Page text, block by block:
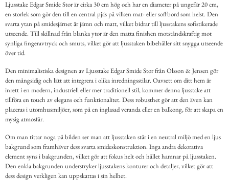
Ljusstake Edgar Smide Stor är cirka 30 cm hög och har en diameter på ungefär 20 cm,
en storlek som gör den till en central pjäs på vilken mat- eller soffbord som helst. Den
svarta ytan på smidesjärnet är jämn och matt, vilket bidrar till ljusstakens sofistikerade
utseende. Till skillnad från blanka ytor är den matta finishen motståndskraftig mot
synliga fingeravtryck och smuts, vilket gör att ljusstaken bibehåller sitt snygga utseende
över tid.
Den minimalistiska designen av Ljusstake Edgar Smide Stor från Olsson & Jensen gör
den mångsidig och lätt att integrera i olika inredningsstilar. Oavsett om ditt hem är
inrett i en modern, industriell eller mer traditionell stil, kommer denna ljusstake att
tillföra en touch av elegans och funktionalitet. Dess robusthet gör att den även kan
placeras i utomhusmiljöer, som på en inglasad veranda eller en balkong, för att skapa en
mysig atmosfär.
Om man tittar noga på bilden ser man att ljusstaken står i en neutral miljö med en ljus
bakgrund som framhäver dess svarta smideskonstruktion. Inga andra dekorativa
element syns i bakgrunden, vilket gör att fokus helt och hållet hamnar på ljusstaken.
Den enkla bakgrunden understryker ljusstakens konturer och detaljer, vilket gör att
dess design verkligen kan uppskattas i sin helhet.